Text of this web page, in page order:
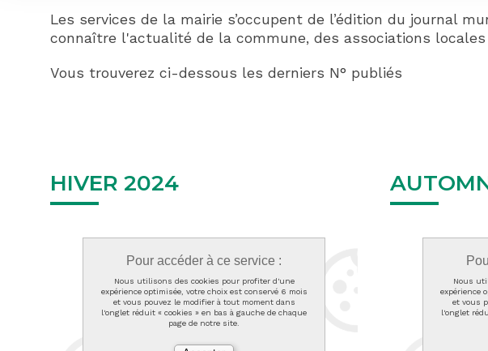
Les services de la mairie s’occupent de l’édition du journal
connaître l'actualité de la commune, des associations
Vous trouverez ci-dessous les derniers N° publiés
HIVER 2024
Pour accéder à ce service :
Nous utilisons des cookies pour profiter d'une
expérience optimisée, votre choix est conservé 6 mois
et vous pouvez le modifier à tout moment dans
l'onglet réduit « cookies » en bas à gauche de chaque
page de notre site.
Nous
expérience
et vous
l'onglet